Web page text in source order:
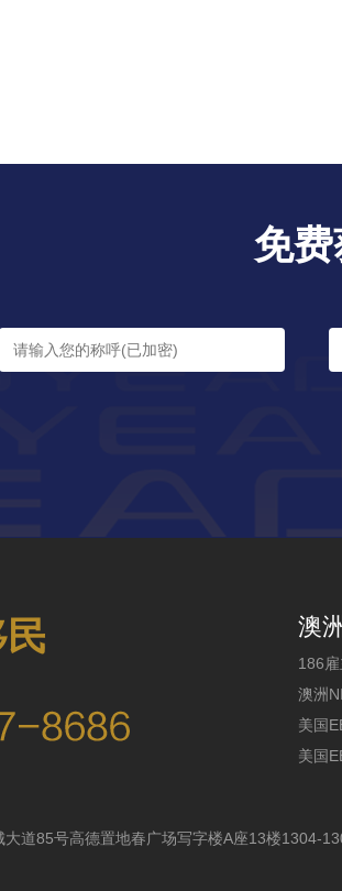
免
澳
186
澳洲
美国
美国
大道85号高德置地春广场写字楼A座13楼1304-